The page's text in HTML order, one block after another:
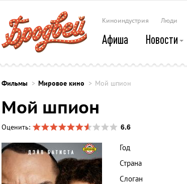
Киноиндустрия Люди
Афиша Новости
Фильмы Мировое кино Мой шпион
Мой шпион
Оценить: 6.6
Год
Страна
Слоган